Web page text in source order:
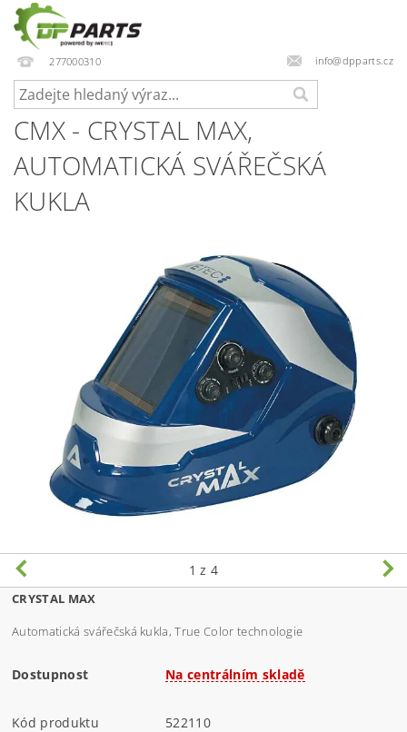
277000310 info@dpparts.cz
CMX - CRYSTAL MAX,
AUTOMATICKÁ SVÁŘEČSKÁ
KUKLA
1 z 4
CRYSTAL MAX
Automatická svářečská kukla, True Color technologie
Dostupnost Na centrálním skladě
Kód produktu
522110